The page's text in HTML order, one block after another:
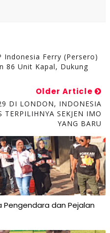
Indonesia Ferry (Persero)
86 Unit Kapal, Dukung
Older Article
DI LONDON, INDONESIA
SEKJEN IMO
YANG BARU
Pengendara dan Pejalan